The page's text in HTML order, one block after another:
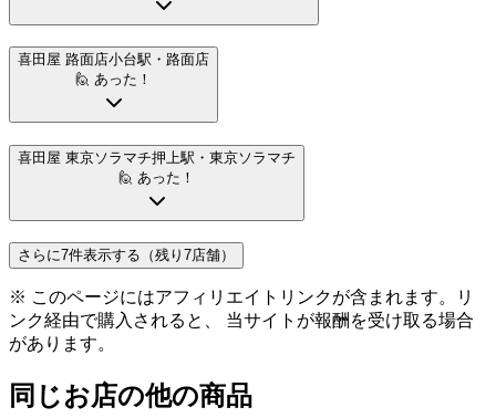
喜田屋 路面店小台駅 ・路面店
🙋 あった！
喜田屋 東京ソラマチ押上駅 ・東京ソラマチ
🙋 あった！
さらに7件表示する（残り7店舗）
※ このページにはアフィリエイトリンクが含まれます。リ
ンク経由で購入されると、 当サイトが報酬を受け取る場合
があります。
同じお店の他の商品